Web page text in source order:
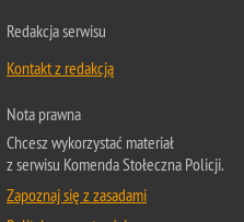
Redakcja serwisu
Kontakt z redakcją
Nota prawna
Chcesz wykorzystać materiał
z serwisu Komenda Stołeczna Policji.
Zapoznaj się z zasadami